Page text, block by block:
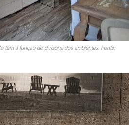
tem a função de divisória dos ambientes. Fonte: